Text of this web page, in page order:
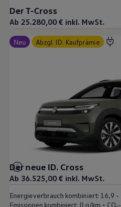
Der T-Cross
Ab 25.280,00 € inkl. MwSt.
Neu abzgl. ID. Kaufprämie
Der neue ID. Cross
Ab 36.525,00 € inkl. MwSt.
Energieverbrauch kombiniert: 16,9 -
Emissionen kombiniert: 0 g/km •